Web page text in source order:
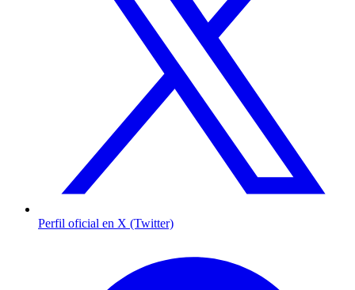
Perfil oficial en X (Twitter)